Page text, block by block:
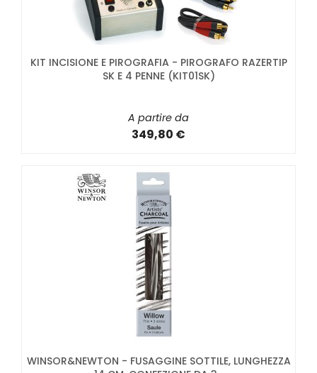
KIT INCISIONE E PIROGRAFIA - PIROGRAFO RAZERTIP
SK E 4 PENNE (KIT01SK)
A partire da
349,80 €
WINSOR&NEWTON - FUSAGGINE SOTTILE, LUNGHEZZA